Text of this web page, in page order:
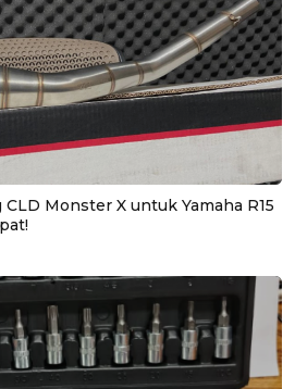
Monster X untuk Yamaha R15